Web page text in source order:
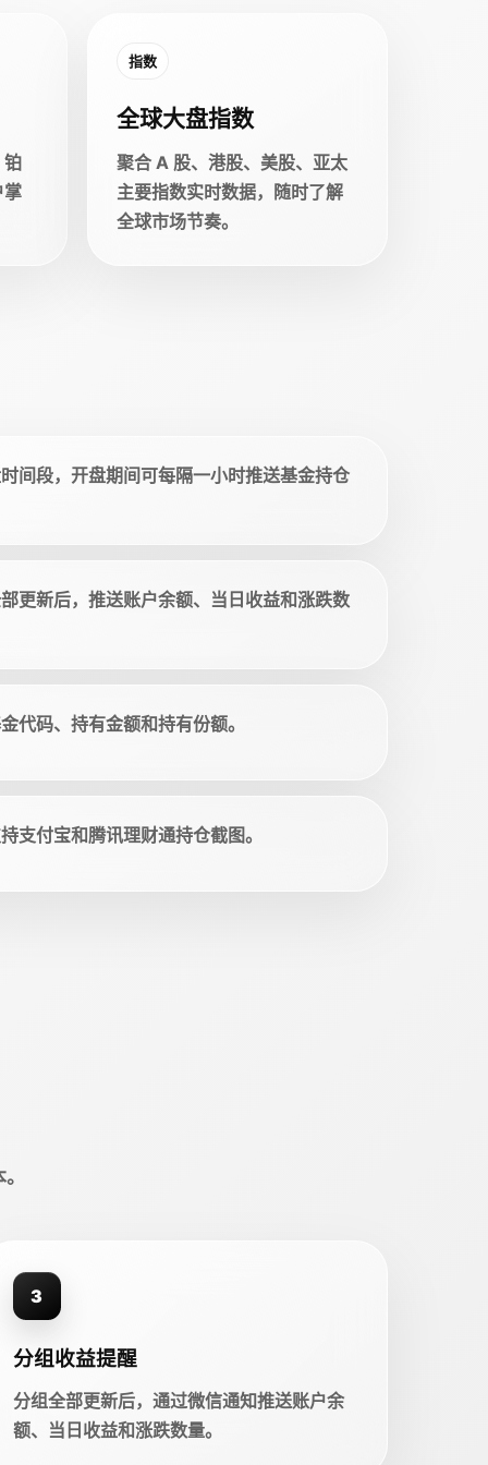
铂
掌
指数
全球大盘指数
聚合 A 股、港股、美股、亚太
主要指数实时数据，随时了解
全球市场节奏。
间段，开盘期间可每隔一小时推送基金持仓
更新后，推送账户余额、当日收益和涨跌数
代码、持有金额和持有份额。
支付宝和腾讯理财通持仓截图。
3
分组收益提醒
分组全部更新后，通过微信通知推送账户余
额、当日收益和涨跌数量。